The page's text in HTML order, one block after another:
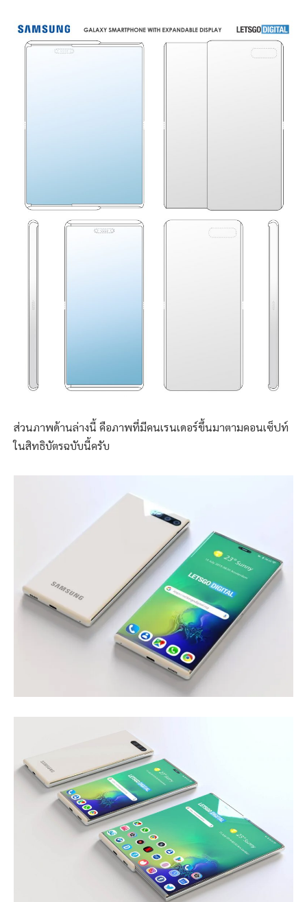
ส่วนภาพด้านล่างนี้ คือภาพที่มีคนเรนเดอร์ขึ้นมาตามคอนเซ็ปท์
ในสิทธิบัตรฉบับนี้ครับ